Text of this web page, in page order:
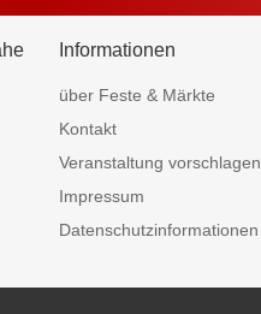
Informationen
über Feste & Märkte
Kontakt
Veranstaltung vorschlagen
Impressum
Datenschutzinformationen